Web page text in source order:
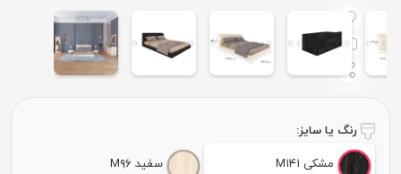
رنگ یا سایز:
مشکی M۱۴۱ سفید M۹۶